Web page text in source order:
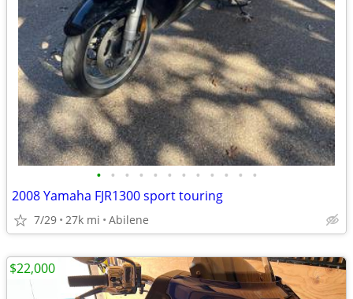
• • • • • • • • • • • •
2008 Yamaha FJR1300 sport touring
7/29 27k mi Abilene
$22,000